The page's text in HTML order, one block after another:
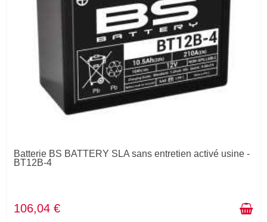
Batterie BS BATTERY SLA sans entretien activé usine -
BT12B-4
106,04 €